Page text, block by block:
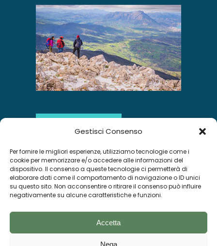
Gestisci Consenso
Per fornire le migliori esperienze, utilizziamo tecnologie come i
cookie per memorizzare e/o accedere alle informazioni del
dispositivo. Il consenso a queste tecnologie ci permetterà di
elaborare dati come il comportamento di navigazione o ID unici
su questo sito. Non acconsentire o ritirare il consenso può influire
negativamente su alcune caratteristiche e funzioni.
Accetta
Nega
SCOPRI DI PIÙ
INSTAGRAM
Segui su Instagram